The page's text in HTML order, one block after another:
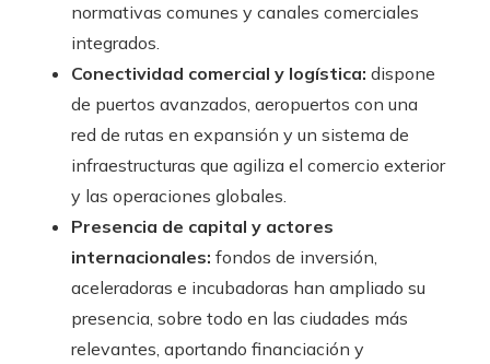
normativas comunes y canales comerciales
integrados.
Conectividad comercial y logística: dispone
de puertos avanzados, aeropuertos con una
red de rutas en expansión y un sistema de
infraestructuras que agiliza el comercio exterior
y las operaciones globales.
Presencia de capital y actores
internacionales: fondos de inversión,
aceleradoras e incubadoras han ampliado su
presencia, sobre todo en las ciudades más
relevantes, aportando financiación y